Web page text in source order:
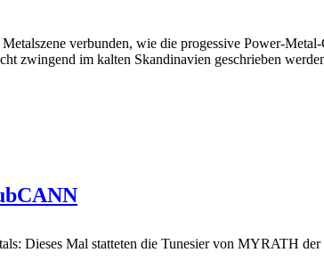
verbunden, wie die progessive Power-
zwingend im kalten Skandinavien geschrieben
Dieses Mal statteten die Tunesier von MYRATH